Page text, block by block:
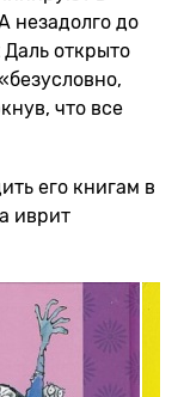
незадолго до
открыто
что все
его книгам в
иврит